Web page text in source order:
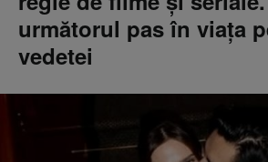
următorul pas în viața
vedetei